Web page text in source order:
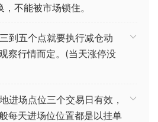
不能被市场锁住。
到五个点就要执行减仓动
察行情而定。(当天涨停没
进场点位三个交易日有效，
每天进场位位置都是以挂单